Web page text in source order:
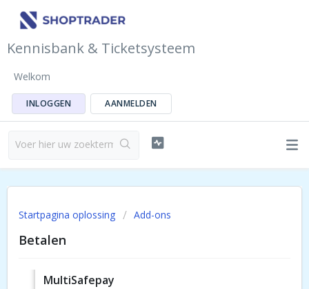
Kennisbank & Ticketsysteem
Welkom
INLOGGEN AANMELDEN
Startpagina oplossing Add-ons
Betalen
MultiSafepay